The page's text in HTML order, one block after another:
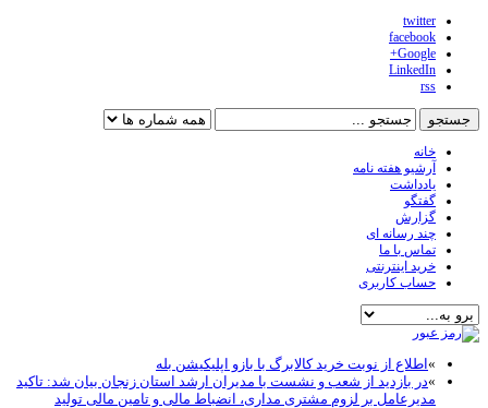
twitter
facebook
Google+
LinkedIn
آرشیو هفته نامه
یادداشت
گفتگو
گزارش
چند رسانه ای
تماس با ما
خرید اینترنتی
حساب کاربری
اطلاع از نوبت خرید کالابرگ با بازو اپلیکیشن بله
در بازدید از شعب و نشست با مدیران ارشد استان زنجان بیان شد: تاکید
مدیرعامل بر لزوم مشتری مداری، انضباط مالی و تامین مالی تولید